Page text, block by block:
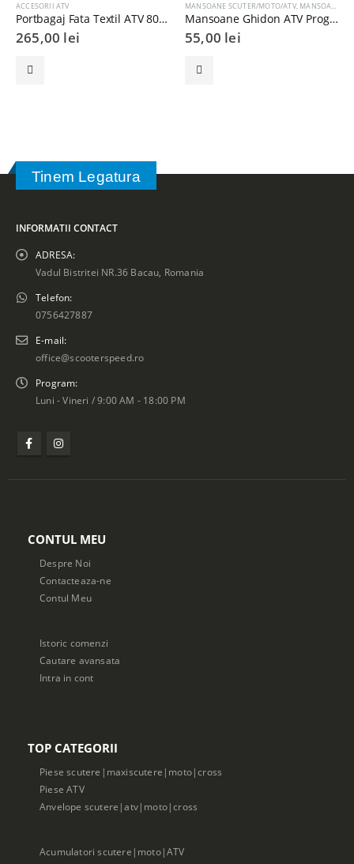
ACCESORII ATV
Portbagaj Fata Textil ATV 800x400x200
265,00 lei
MANSOANE SCUTER/MOTO/ATV, MANSOANE GHIDON
Mansoane Ghidon ATV Progrip 22mm
55,00 lei
Tinem Legatura
INFORMATII CONTACT
ADRESA:
Vadul Bistritei NR.36 Bacau, Romania
Telefon:
0756427887
E-mail:
office@scooterspeed.ro
Program:
Luni - Vineri / 9:00 AM - 18:00 PM
CONTUL MEU
Despre Noi
Contacteaza-ne
Contul Meu
Istoric comenzi
Cautare avansata
Intra in cont
TOP CATEGORII
Piese scutere|maxiscutere|moto|cross
Piese ATV
Anvelope scutere|atv|moto|cross
Acumulatori scutere|moto|ATV